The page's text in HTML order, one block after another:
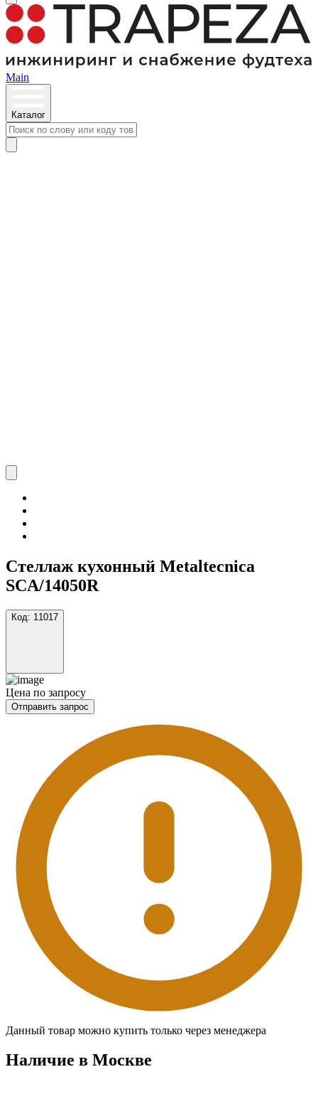
Main
Каталог
Стеллаж кухонный Metaltecnica
SCA/14050R
Код: 11017
Цена по запросу
Отправить запрос
Данный товар можно купить только через менеджера
Наличие в Москвe